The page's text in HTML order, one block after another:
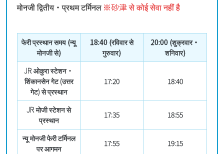
मोनजी द्वितीय・प्रथम टर्मिनल ※砂津 से कोई सेवा नहीं है
फेरी प्रस्थान समय (न्यू
मोनजी से)
18:40 (रविवार से
गुरुवार)
20:00 (शुक्रवार・
शनिवार)
JR ओकुरा स्टेशन・
शिंकानसेन गेट (उत्तर
गेट) से प्रस्थान
17:20 18:40
JR मोजी स्टेशन से
प्रस्थान
17:35 18:55
न्यू मोनजी फेरी टर्मिनल
पर आगमन
17:55 19:15